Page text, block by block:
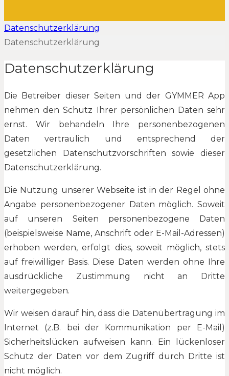
Datenschutzerklärung
Datenschutzerklärung
Datenschutzerklärung
Die Betreiber dieser Seiten und der GYMMER App
nehmen den Schutz Ihrer persönlichen Daten sehr
ernst. Wir behandeln Ihre personenbezogenen
Daten vertraulich und entsprechend der
gesetzlichen Datenschutzvorschriften sowie dieser
Datenschutzerklärung.
Die Nutzung unserer Webseite ist in der Regel ohne
Angabe personenbezogener Daten möglich. Soweit
auf unseren Seiten personenbezogene Daten
(beispielsweise Name, Anschrift oder E-Mail-Adressen)
erhoben werden, erfolgt dies, soweit möglich, stets
auf freiwilliger Basis. Diese Daten werden ohne Ihre
ausdrückliche Zustimmung nicht an Dritte
weitergegeben.
Wir weisen darauf hin, dass die Datenübertragung im
Internet (z.B. bei der Kommunikation per E-Mail)
Sicherheitslücken aufweisen kann. Ein lückenloser
Schutz der Daten vor dem Zugriff durch Dritte ist
nicht möglich.